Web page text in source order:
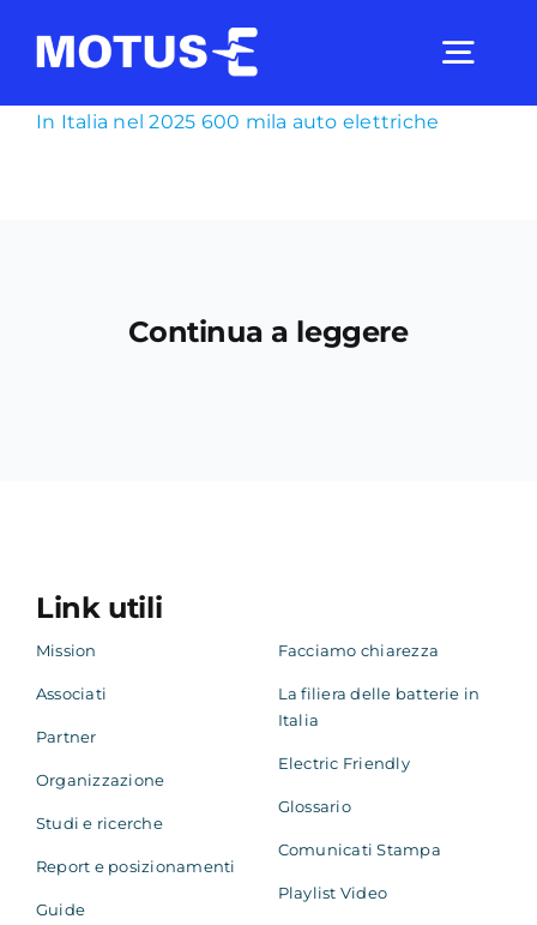
Analisi di mercato
In Italia nel 2025 600 mila auto elettriche
Continua a leggere
Link utili
Mission
Associati
Partner
Organizzazione
Studi e ricerche
Report e posizionamenti
Guide
Facciamo chiarezza
La filiera delle batterie in
Italia
Electric Friendly
Glossario
Comunicati Stampa
Playlist Video